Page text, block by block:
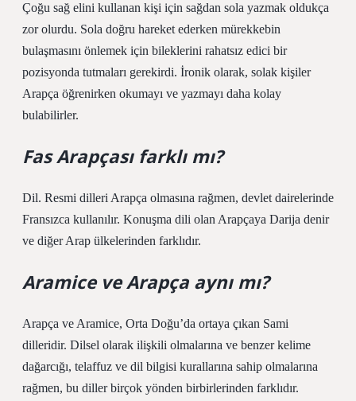
Çoğu sağ elini kullanan kişi için sağdan sola yazmak oldukça
zor olurdu. Sola doğru hareket ederken mürekkebin
bulaşmasını önlemek için bileklerini rahatsız edici bir
pozisyonda tutmaları gerekirdi. İronik olarak, solak kişiler
Arapça öğrenirken okumayı ve yazmayı daha kolay
bulabilirler.
Fas Arapçası farklı mı?
Dil. Resmi dilleri Arapça olmasına rağmen, devlet dairelerinde
Fransızca kullanılır. Konuşma dili olan Arapçaya Darija denir
ve diğer Arap ülkelerinden farklıdır.
Aramice ve Arapça aynı mı?
Arapça ve Aramice, Orta Doğu’da ortaya çıkan Sami
dilleridir. Dilsel olarak ilişkili olmalarına ve benzer kelime
dağarcığı, telaffuz ve dil bilgisi kurallarına sahip olmalarına
rağmen, bu diller birçok yönden birbirlerinden farklıdır.